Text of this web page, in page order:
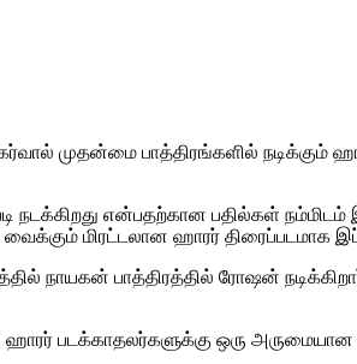
முதன்மை பாத்திரங்களில் நடிக்கும்
என்பதற்கான பதில்கள் நம்மிடம்
மிரட்டலான ஹாரர் திரைப்படமாக
நாயகன் பாத்திரத்தில் ரோஷன்
படக்காதலர்களுக்கு ஒரு